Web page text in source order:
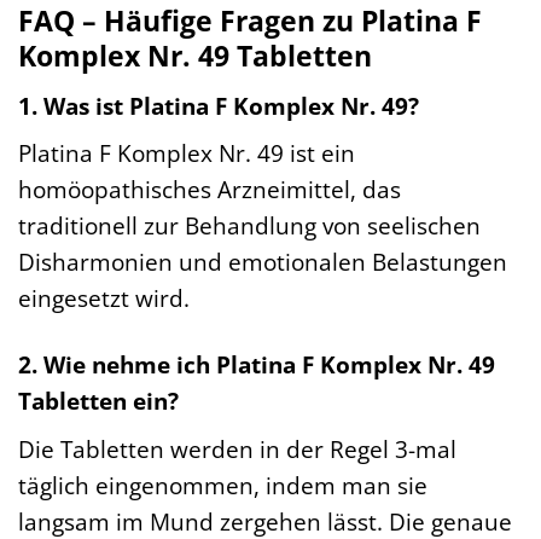
FAQ – Häufige Fragen zu Platina F
Komplex Nr. 49 Tabletten
1. Was ist Platina F Komplex Nr. 49?
Platina F Komplex Nr. 49 ist ein
homöopathisches Arzneimittel, das
traditionell zur Behandlung von seelischen
Disharmonien und emotionalen Belastungen
eingesetzt wird.
2. Wie nehme ich Platina F Komplex Nr. 49
Tabletten ein?
Die Tabletten werden in der Regel 3-mal
täglich eingenommen, indem man sie
langsam im Mund zergehen lässt. Die genaue